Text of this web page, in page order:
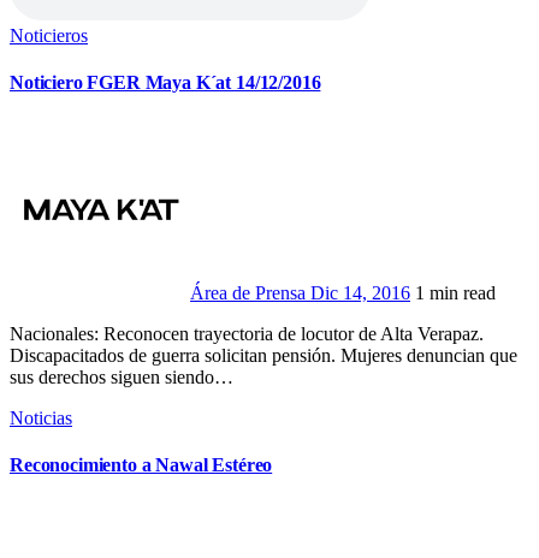
Noticieros
Noticiero FGER Maya K´at 14/12/2016
Área de Prensa Dic 14, 2016 1 min read
Nacionales: Reconocen trayectoria de locutor de Alta Verapaz.
Discapacitados de guerra solicitan pensión. Mujeres denuncian que
sus derechos siguen siendo…
Noticias
Reconocimiento a Nawal Estéreo